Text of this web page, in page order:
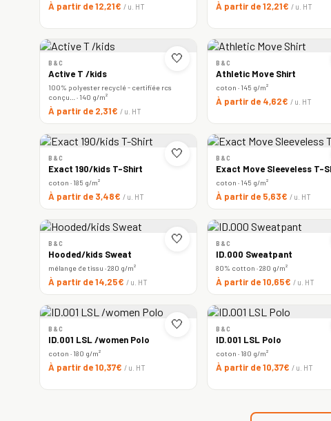
À partir de 12,21€ / u. HT À partir de 12,21€ / u. HT
🤍
B&C
Active T /kids
100% polyester recyclé - certifiée rcs
conçu… · 140 g/m²
À partir de 2,31€ / u. HT
B&C
Athletic Move Shirt
coton · 145 g/m²
À partir de 4,62€ / u. HT
🤍
B&C
Exact 190/kids T-Shirt
coton · 185 g/m²
À partir de 3,48€ / u. HT
B&C
Exact Move Sleeveless T-
coton · 145 g/m²
À partir de 5,63€ / u. HT
🤍
B&C
Hooded/kids Sweat
mélange de tissu · 280 g/m²
À partir de 14,25€ / u. HT
B&C
ID.000 Sweatpant
80% cotton · 280 g/m²
À partir de 10,65€ / u. HT
🤍
B&C
ID.001 LSL /women Polo
coton · 180 g/m²
À partir de 10,37€ / u. HT
B&C
ID.001 LSL Polo
coton · 180 g/m²
À partir de 10,37€ / u. HT